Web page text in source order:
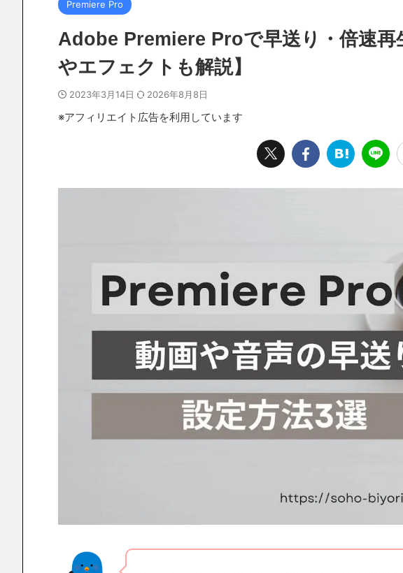
Premiere Pro
Adobe Premiere Proで早送り・倍速再
やエフェクトも解説】
2023年3月14日 2026年8月8日
※アフィリエイト広告を利用しています